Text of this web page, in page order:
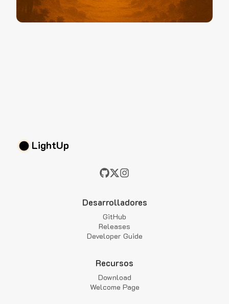
LightUp
Desarrolladores
GitHub
Releases
Developer Guide
Recursos
Download
Welcome Page